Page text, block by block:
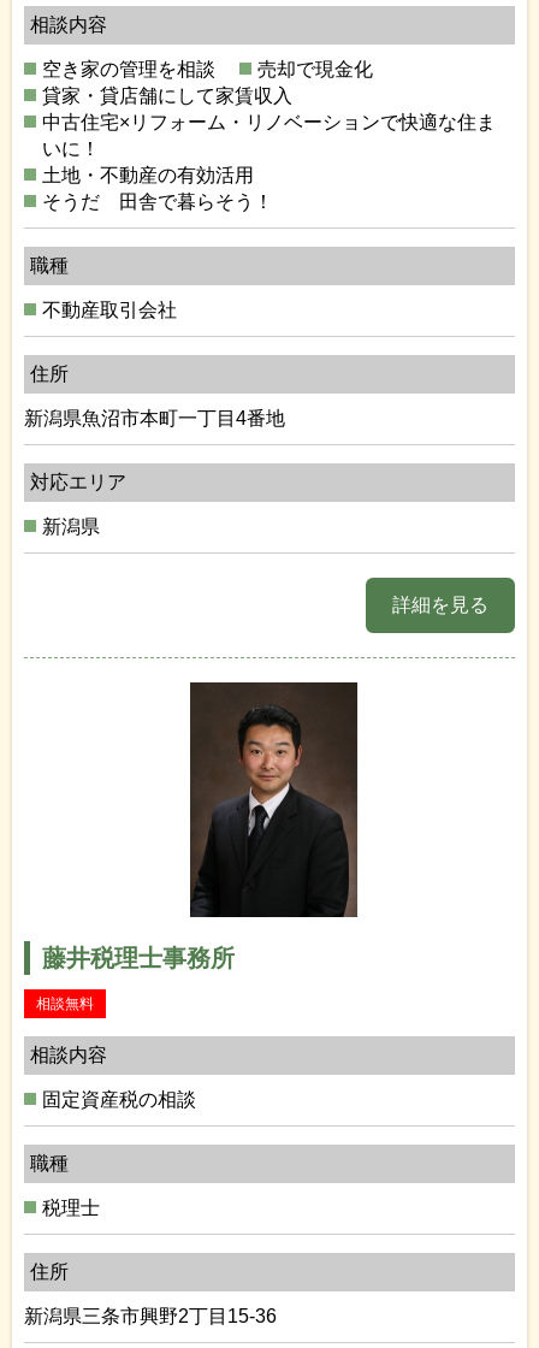
相談内容
空き家の管理を相談
売却で現金化
貸家・貸店舗にして家賃収入
中古住宅×リフォーム・リノベーションで快適な住ま
いに！
土地・不動産の有効活用
そうだ 田舎で暮らそう！
職種
不動産取引会社
住所
新潟県魚沼市本町一丁目4番地
対応エリア
新潟県
詳細を見る
藤井税理士事務所
相談無料
相談内容
固定資産税の相談
職種
税理士
住所
新潟県三条市興野2丁目15-36